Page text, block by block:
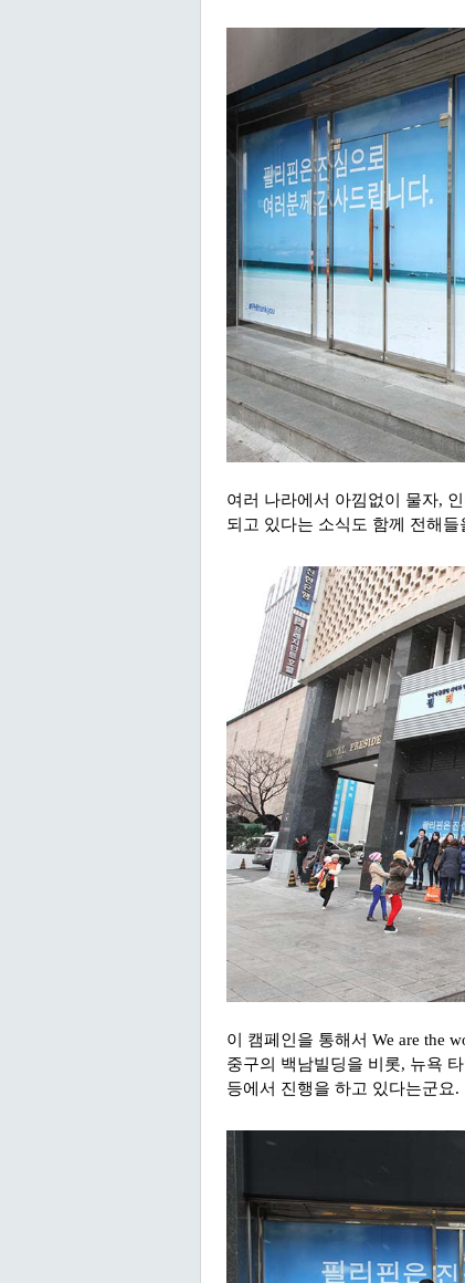
여러 나라에서 아낌없이 물자,
되고 있다는 소식도 함께 전해들
이 캠페인을 통해서 We are the
중구의 백남빌딩을 비롯, 뉴욕
등에서 진행을 하고 있다는군요.